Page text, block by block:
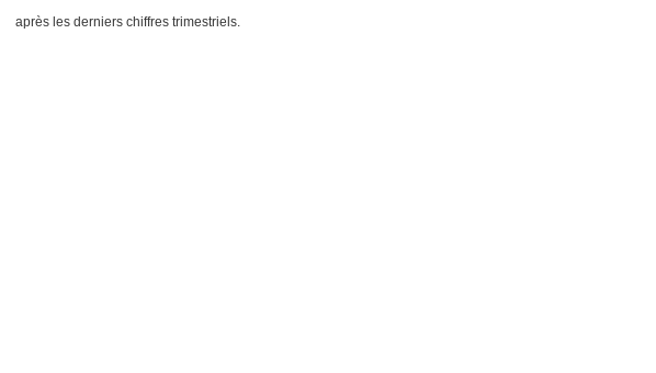
après les derniers chiffres trimestriels.